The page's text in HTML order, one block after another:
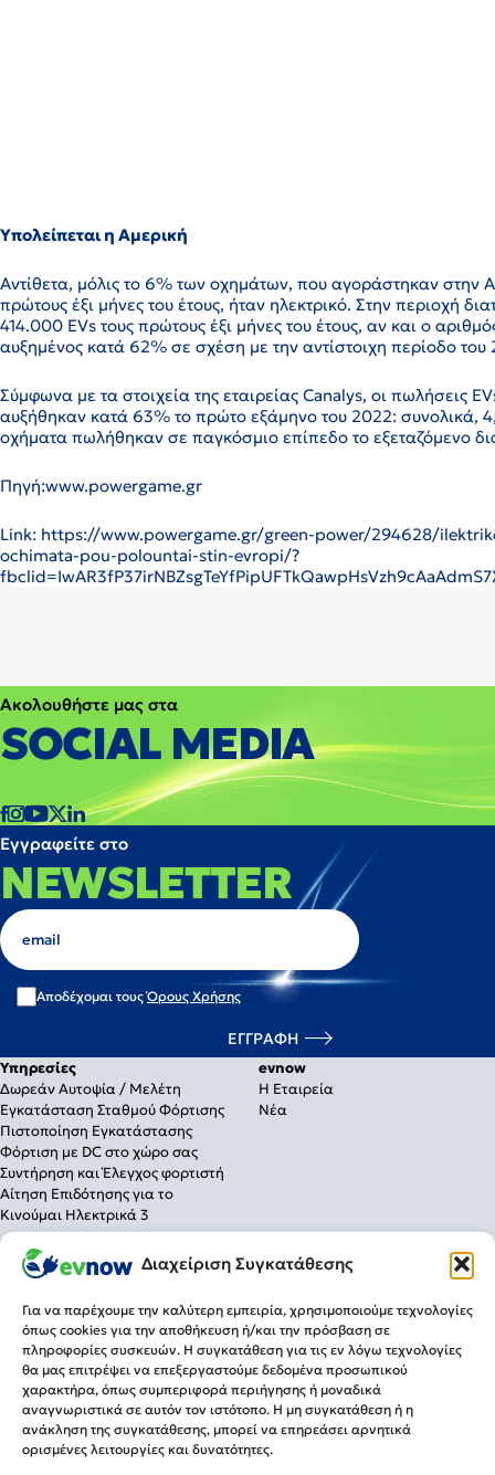
Διαχείριση Συγκατάθεσης
Για να παρέχουμε την καλύτερη εμπειρία, χρησιμοποιούμε τεχνολογίες
όπως cookies για την αποθήκευση ή/και την πρόσβαση σε
πληροφορίες συσκευών. Η συγκατάθεση για τις εν λόγω τεχνολογίες
θα μας επιτρέψει να επεξεργαστούμε δεδομένα προσωπικού
χαρακτήρα, όπως συμπεριφορά περιήγησης ή μοναδικά
αναγνωριστικά σε αυτόν τον ιστότοπο. Η μη συγκατάθεση ή η
ανάκληση της συγκατάθεσης, μπορεί να επηρεάσει αρνητικά
ορισμένες λειτουργίες και δυνατότητες.
Υπολείπεται η Αμερική
Αντίθετα, μόλις το 6% των οχημάτων, που αγοράστηκαν στην
πρώτους έξι μήνες του έτους, ήταν ηλεκτρικό. Στην περιοχή
414.000 EVs τους πρώτους έξι μήνες του έτους, αν και ο
αυξημένος κατά 62% σε σχέση με την αντίστοιχη περίοδο του
Σύμφωνα με τα στοιχεία της εταιρείας Canalys, οι πωλήσεις
αυξήθηκαν κατά 63% το πρώτο εξάμηνο του 2022: συνολικά,
οχήματα πωλήθηκαν σε παγκόσμιο επίπεδο το εξεταζόμενο
Πηγή:www.powergame.gr
Link: https://www.powergame.gr/green-power/294628/
ochimata-pou-polountai-stin-evropi/?
Ακολουθήστε μας στα
SOCIAL MEDIA
Εγγραφείτε στο
NEWSLETTER
Αποδέχομαι τουςΌρους Χρήσης
Υπηρεσίες
Δωρεάν Αυτοψία / Μελέτη
Εγκατάσταση Σταθμού Φόρτισης
Πιστοποίηση Εγκατάστασης
Φόρτιση με DC στο χώρο σας
Συντήρηση και Έλεγχος φορτιστή
Αίτηση Επιδότησης για το
Κινούμαι Ηλεκτρικά 3
evnow
Η Εταιρεία
Νέα
Λύσεις Φόρτισης
Για το σπίτι
Για δημόσια χρήση
Πληροφορίες
Τρόποι Αποστολής
Τρόποι Πληρωμής
Επιστροφές
Επικοινωνία
Δ. Γούναρη 96 & Λεωφ. Κηφισίας,
Μαρούσι Τ.Κ. 15125
Ωράριο
Δευ-Παρ 09:00-21:00
Σάββατο 09:00-15:00